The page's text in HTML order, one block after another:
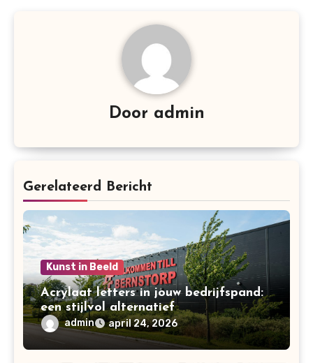
Door admin
Gerelateerd Bericht
Kunst in Beeld
Acrylaat letters in jouw bedrijfspand:
een stijlvol alternatief
admin april 24, 2026